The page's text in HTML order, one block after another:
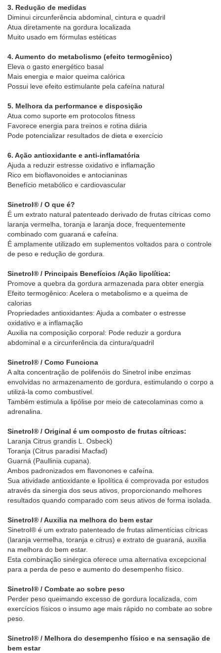
3. Redução de medidas
Diminui circunferência abdominal, cintura e quadril
Atua diretamente na gordura localizada
Muito usado em fórmulas estéticas
4. Aumento do metabolismo (efeito termogênico)
Eleva o gasto energético basal
Mais energia e maior queima calórica
Possui leve efeito estimulante pela cafeína natural
5. Melhora da performance e disposição
Atua como suporte em protocolos fitness
Favorece energia para treinos e rotina diária
Pode potencializar resultados de dieta e exercício
6. Ação antioxidante e anti-inflamatória
Ajuda a reduzir estresse oxidativo e inflamação
Rico em bioflavonoides e antocianinas
Benefício metabólico e cardiovascular
Sinetrol® / O que é?
É um extrato natural patenteado derivado de frutas cítricas como
laranja vermelha, toranja e laranja doce, frequentemente
combinado com guaraná e cafeína.
É amplamente utilizado em suplementos voltados para o controle
de peso e redução de gordura.
Sinetrol® / Principais Benefícios /Ação lipolítica:
Promove a quebra da gordura armazenada para obter energia
Efeito termogênico: Acelera o metabolismo e a queima de
calorias
Propriedades antioxidantes: Ajuda a combater o estresse
oxidativo e a inflamação
Auxilia na composição corporal: Pode reduzir a gordura
abdominal e a circunferência da cintura/quadril
Sinetrol® / Como Funciona
A alta concentração de polifenóis do Sinetrol inibe enzimas
envolvidas no armazenamento de gordura, estimulando o corpo a
utilizá-la como combustível.
Também estimula a lipólise por meio de catecolaminas como a
adrenalina.
Sinetrol® / Original é um composto de frutas cítricas:
Laranja Citrus grandis L. Osbeck)
Toranja (Citrus paradisi Macfad)
Guarná (Paullinia cupana).
Ambos padronizados em flavonones e cafeína.
Sua atividade antioxidante e lipolítica é comprovada por estudos
através da sinergia dos seus ativos, proporcionando melhores
resultados quando comparado com seus ativos de forma isolada.
Sinetrol® / Auxilia na melhora do bem estar
Sinetrol® é um extrato patenteado de frutas alimentícias cítricas
(laranja vermelha, toranja e citrus) e extrato de guaraná, auxilia
na melhora do bem estar.
Esta combinação sinérgica oferece uma alternativa excepcional
para a perda de peso e aumento do desempenho físico.
Sinetrol® / Combate ao sobre peso
Perder peso queimando excesso de gordura localizada, com
exercícios físicos o insumo age mais rápido no combate ao sobre
peso.
Sinetrol® / Melhora do desempenho físico e na sensação de
bem estar